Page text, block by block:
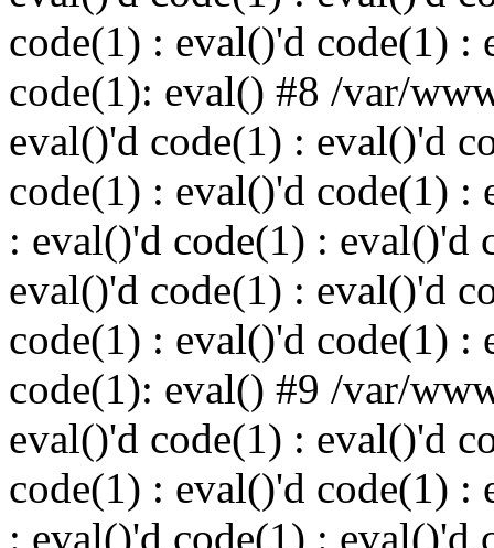
code(1) : eval()'d code(1) :
code(1): eval() #8 /var/
eval()'d code(1) : eval()'d
code(1) : eval()'d code(1) :
: eval()'d code(1) : eval()'d
eval()'d code(1) : eval()'d
code(1) : eval()'d code(1) :
code(1): eval() #9 /var/
eval()'d code(1) : eval()'d
code(1) : eval()'d code(1) :
: eval()'d code(1) : eval()'d